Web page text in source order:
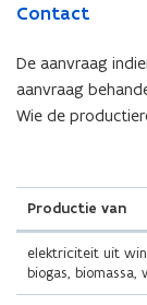
Contact
De aanvraag
aanvraag
Wie de
Productie van
elektriciteit uit
biogas, biomassa,